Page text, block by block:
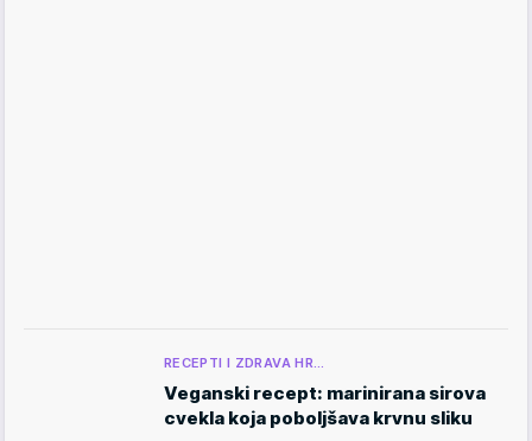
RECEPTI I ZDRAVA HR…
Veganski recept: marinirana sirova
cvekla koja poboljšava krvnu sliku